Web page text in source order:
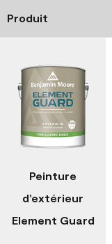
Produit
Peinture
d’extérieur
Element Guard